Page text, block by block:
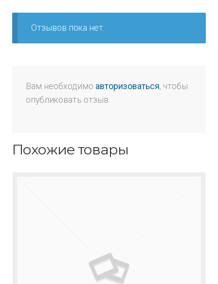
Отзывов пока нет.
Вам необходимо авторизоваться, чтобы
опубликовать отзыв.
Похожие товары